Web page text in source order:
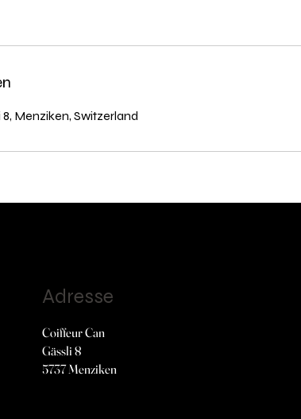
Menziken, Switzerland
Adresse
Coiffeur Can
Gässli 8
5737 Menziken